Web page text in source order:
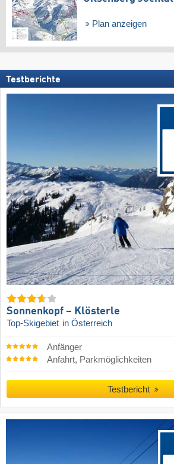
Plan anzeigen
Testberichte
Sonnenkopf – Klösterle
Top-Skigebiet in Österreich
Anfänger
Anfahrt, Parkmöglichkeiten
Testbericht